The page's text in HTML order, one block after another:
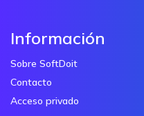
Información
Sobre SoftDoit
Contacto
Acceso privado